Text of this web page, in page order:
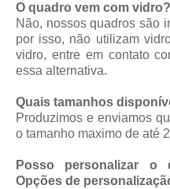
O quadro vem com vidro?
Não, nossos quadros são
por isso, não utilizam
vidro, entre em contato
essa alternativa.
Quais tamanhos
Produzimos e enviamos
o tamanho maximo de até
Posso personalizar o
Opções de